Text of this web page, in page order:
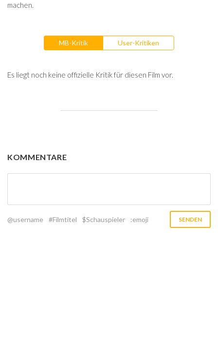
machen.
MB-Kritik User-Kritiken
Es liegt noch keine offizielle Kritik für diesen Film vor.
KOMMENTARE
@username #Filmtitel $Schauspieler :emoji